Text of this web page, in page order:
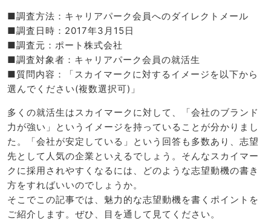
■調査方法：キャリアパーク会員へのダイレクトメール
■調査日時：2017年3月15日
■調査元：ポート株式会社
■調査対象者：キャリアパーク会員の就活生
■質問内容：「スカイマークに対するイメージを以下から
選んでください(複数選択可)」
多くの就活生はスカイマークに対して、「会社のブランド
力が強い」というイメージを持っていることが分かりまし
た。「会社が安定している」という回答も多数あり、志望
先として人気の企業といえるでしょう。そんなスカイマー
クに採用されやすくなるには、どのような志望動機の書き
方をすればいいのでしょうか。
そこでこの記事では、魅力的な志望動機を書くポイントを
ご紹介します。ぜひ、目を通して見てください。